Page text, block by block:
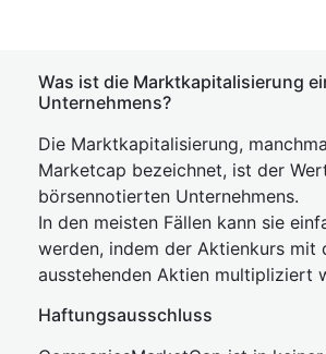
Was ist die Marktkapitalisierung
Unternehmens?
Die Marktkapitalisierung,
Marketcap bezeichnet, ist der
börsennotierten Unternehmens.
In den meisten Fällen kann sie
werden, indem der Aktienkurs mit
ausstehenden Aktien multipliziert
Haftungsausschluss